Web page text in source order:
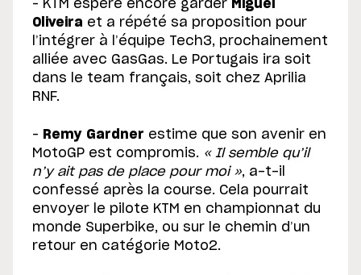
– KTM espère encore garder Miguel
Oliveira et a répété sa proposition pour
l’intégrer à l’équipe Tech3, prochainement
alliée avec GasGas. Le Portugais ira soit
dans le team français, soit chez Aprilia
RNF.
– Remy Gardner estime que son avenir en
MotoGP est compromis. « Il semble qu’il
n’y ait pas de place pour moi », a-t-il
confessé après la course. Cela pourrait
envoyer le pilote KTM en championnat du
monde Superbike, ou sur le chemin d’un
retour en catégorie Moto2.